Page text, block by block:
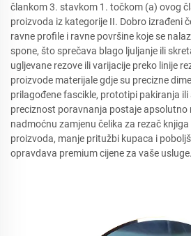
člankom 3. stavkom 1. točkom (a) ovog
proizvoda iz kategorije II. Dobro izrađeni
ravne profile i ravne površine koje se
spone, što sprečava blago ljuljanje ili
ugljevane rezove ili varijacije preko linije
proizvode materijale gdje su precizne
prilagođene fascikle, prototipi pakiranja
preciznost poravnanja postaje apsolutno
nadmoćnu zamjenu čelika za rezač
proizvoda, manje pritužbi kupaca i
opravdava premium cijene za vaše usluge.